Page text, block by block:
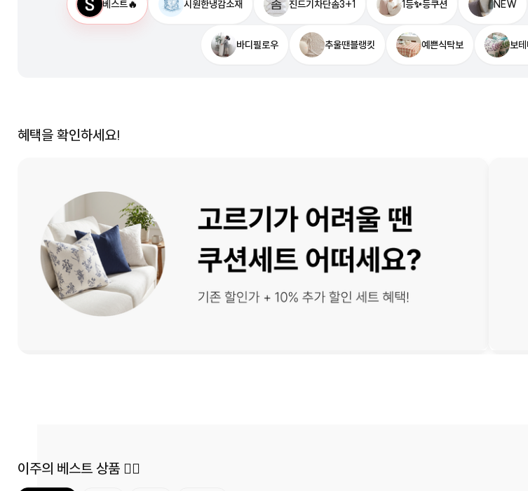
베스트🔥 시원한냉감소재 진드기차단솜3+1 1등✨등쿠션 NEW
바디필로우 추울땐블랭킷 예쁜식탁보 보
혜택을 확인하세요!
이주의 베스트 상품 ❤‍🔥